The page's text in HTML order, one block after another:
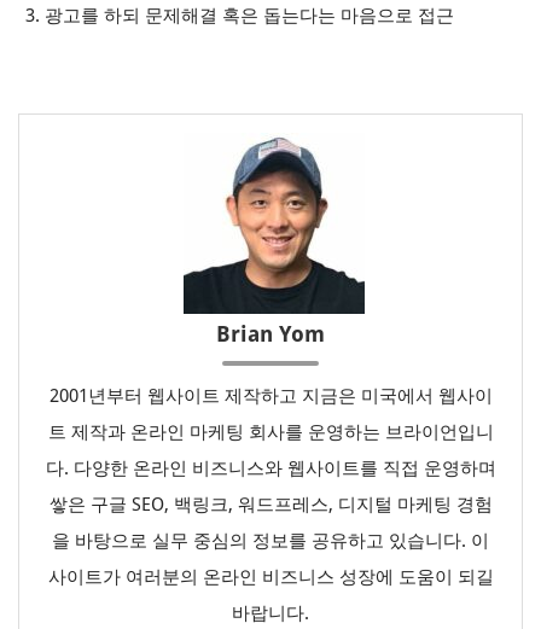
광고를 하되 문제해결 혹은 돕는다는 마음으로 접근
Brian Yom
2001년부터 웹사이트 제작하고 지금은 미국에서 웹사이
트 제작과 온라인 마케팅 회사를 운영하는 브라이언입니
다. 다양한 온라인 비즈니스와 웹사이트를 직접 운영하며
쌓은 구글 SEO, 백링크, 워드프레스, 디지털 마케팅 경험
을 바탕으로 실무 중심의 정보를 공유하고 있습니다. 이
사이트가 여러분의 온라인 비즈니스 성장에 도움이 되길
바랍니다.